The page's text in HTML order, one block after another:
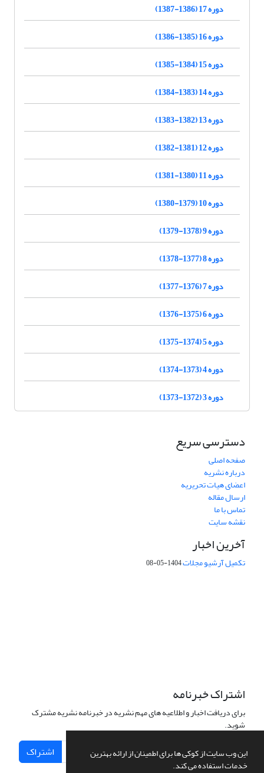
این وب سایت از کوکی ها برای اطمینان از ارائه بهترین
خدمات استفاده می کند.
دوره 17 (1386-1387)
دوره 16 (1385-1386)
دوره 15 (1384-1385)
دوره 14 (1383-1384)
دوره 13 (1382-1383)
دوره 12 (1381-1382)
دوره 11 (1380-1381)
دوره 10 (1379-1380)
دوره 9 (1378-1379)
دوره 8 (1377-1378)
دوره 7 (1376-1377)
دوره 6 (1375-1376)
دوره 5 (1374-1375)
دوره 4 (1373-1374)
دوره 3 (1372-1373)
دسترسی سریع
صفحه اصلی
درباره نشریه
اعضای هیات تحریریه
ارسال مقاله
تماس با ما
نقشه سایت
آخرین اخبار
تکمیل آرشیو مجلات1404-05-08
اشتراک خبرنامه
برای دریافت اخبار و اطلاعیه های مهم نشریه در خبرنامه نشریه مشترک
شوید.
اشتراک